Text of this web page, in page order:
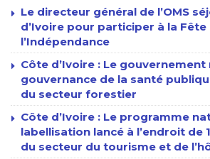
Le directeur général de l’OMS
d’Ivoire pour participer à la Fête
l’Indépendance
Côte d’Ivoire : Le
gouvernance de la santé
du secteur forestier
Côte d’Ivoire : Le programme
labellisation lancé à l’endroit de
du secteur du tourisme et de